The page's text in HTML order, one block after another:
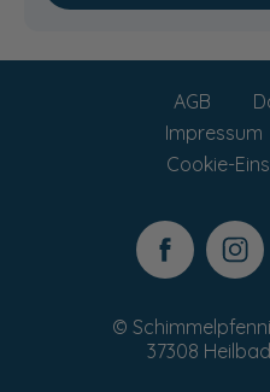
AGB
Impressum
Cookie-
©
37308